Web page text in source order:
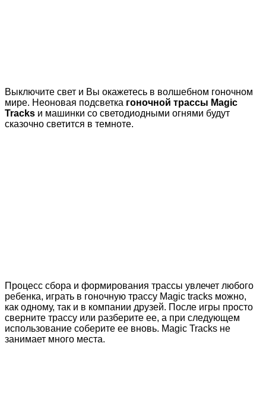
Выключите свет и Вы окажетесь в волшебном гоночном
мире. Неоновая подсветка гоночной трассы Magic
Tracks и машинки со светодиодными огнями будут
сказочно светится в темноте.
Процесс сбора и формирования трассы увлечет любого
ребенка, играть в гоночную трассу Magic tracks можно,
как одному, так и в компании друзей. После игры просто
сверните трассу или разберите ее, а при следующем
использование соберите ее вновь. Magic Tracks не
занимает много места.